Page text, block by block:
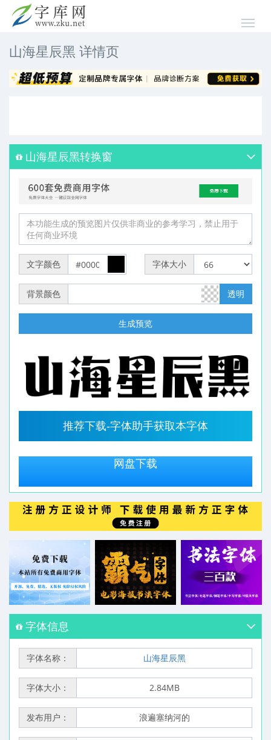
山海星辰黑 详情页
山海星辰黑转换窗
文字颜色 字体大小
背景颜色 透明
生成预览
推荐下载-字体助手获取本字体
网盘下载
字体信息
字体名称： 山海星辰黑
字体大小： 2.84MB
发布用户： 浪遍塞纳河的